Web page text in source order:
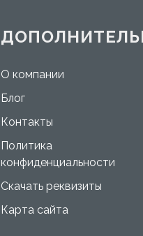
О компании
Блог
Контакты
Политика
конфиденциальности
Скачать реквизиты
Карта сайта